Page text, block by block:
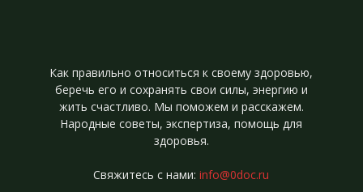
Как правильно относиться к своему здоровью,
беречь его и сохранять свои силы, энергию и
жить счастливо. Мы поможем и расскажем.
Народные советы, экспертиза, помощь для
здоровья.
Свяжитесь с нами:info@0doc.ru